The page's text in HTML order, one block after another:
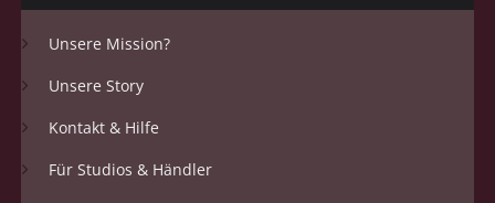
Unsere Mission?
Unsere Story
Kontakt & Hilfe
Für Studios & Händler